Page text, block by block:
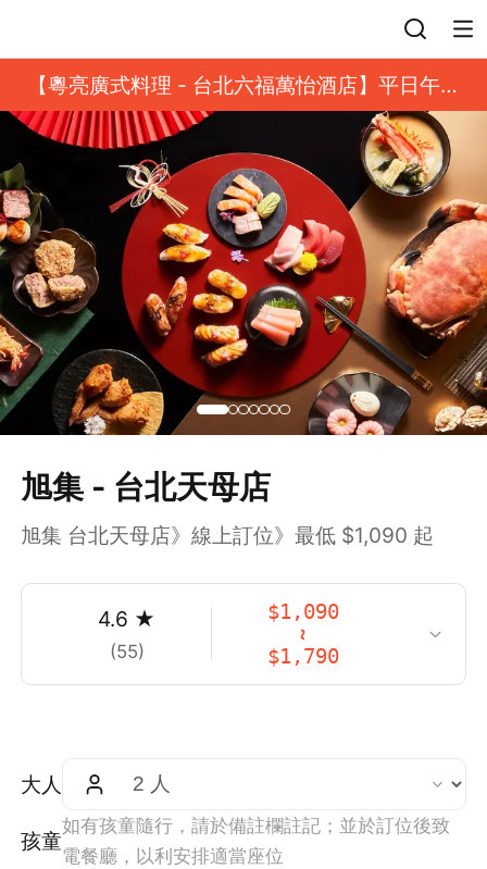
【粵亮廣式料理 - 台北六福萬怡酒店】平日午餐
8 折起｜靓港點套餐
旭集 - 台北天母店
旭集 台北天母店》線上訂位》最低 $1,090 起
4.6 ★
(55)
$1,090
~
$1,790
大人
孩童
如有孩童隨行，請於備註欄註記；並於訂位後致
電餐廳，以利安排適當座位